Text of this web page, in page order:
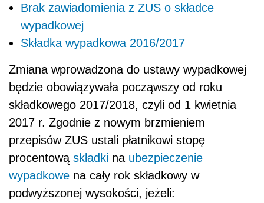
Brak zawiadomienia z ZUS o składce
wypadkowej
Składka wypadkowa 2016/2017
Zmiana wprowadzona do ustawy wypadkowej
będzie obowiązywała począwszy od roku
składkowego 2017/2018, czyli od 1 kwietnia
2017 r. Zgodnie z nowym brzmieniem
przepisów ZUS ustali płatnikowi stopę
procentową składki na ubezpieczenie
wypadkowe na cały rok składkowy w
podwyższonej wysokości, jeżeli: